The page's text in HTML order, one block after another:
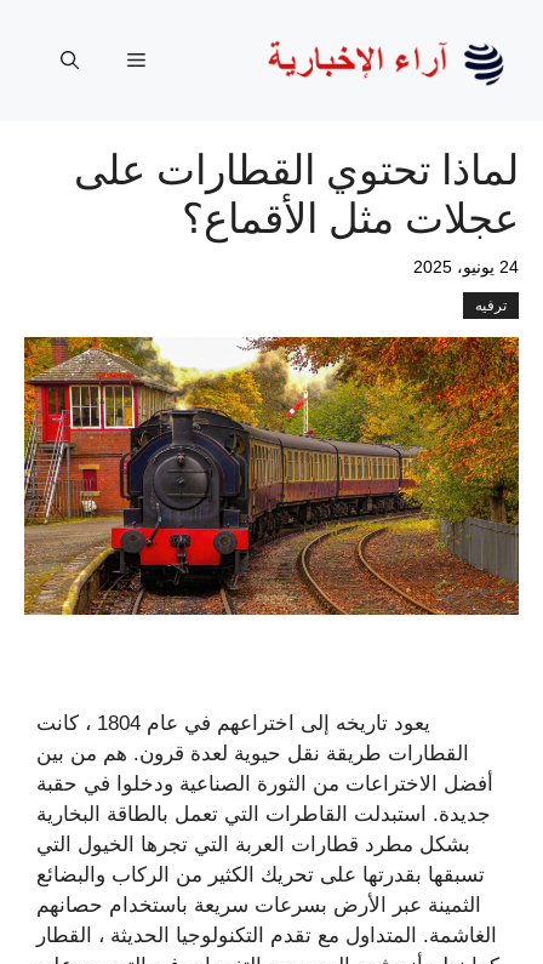
المحتوى
القائمة
لماذا تحتوي القطارات على
عجلات مثل الأقماع؟
24 يونيو، 2025
ترفيه
يعود تاريخه إلى اختراعهم في عام 1804 ، كانت
القطارات طريقة نقل حيوية لعدة قرون. هم من بين
أفضل الاختراعات من الثورة الصناعية ودخلوا في حقبة
جديدة. استبدلت القاطرات التي تعمل بالطاقة البخارية
بشكل مطرد قطارات العربة التي تجرها الخيول التي
تسبقها بقدرتها على تحريك الكثير من الركاب والبضائع
الثمينة عبر الأرض بسرعات سريعة باستخدام حصانهم
الغاشمة. المتداول مع تقدم التكنولوجيا الحديثة ، القطار